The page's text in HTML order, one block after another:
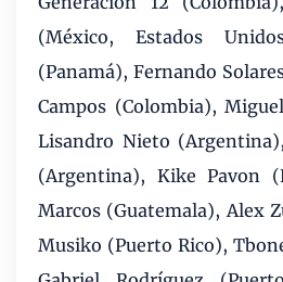
(México, Estados
(Panamá), Fernando
Campos (Colombia),
Lisandro Nieto
(Argentina), Kike Pavon
Marcos (Guatemala), Alex
Musiko (Puerto Rico),